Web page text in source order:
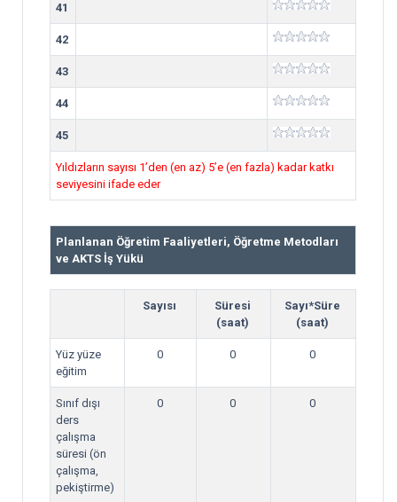
41
42
43
44
45
Yıldızların sayısı 1’den (en az) 5’e (en fazla) kadar katkı
seviyesini ifade eder
Planlanan Öğretim Faaliyetleri, Öğretme Metodları
ve AKTS İş Yükü
Sayısı
Süresi
(saat)
Sayı*Süre
(saat)
Yüz yüze
eğitim
0 0 0
Sınıf dışı
ders
çalışma
süresi (ön
çalışma,
pekiştirme)
0 0 0